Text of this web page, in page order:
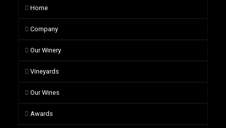
Home
Company
Our Winery
Vineyards
Our Wines
Awards